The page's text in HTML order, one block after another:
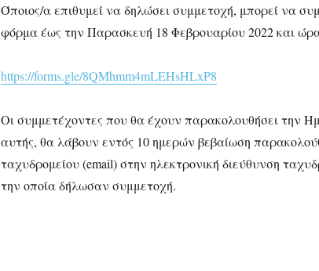
Όποιος/α επιθυμεί να δηλώσει συμμετοχή, μπορεί να
φόρμα έως την Παρασκευή 18 Φεβρουαρίου 2022 και
https://forms.gle/8QMhmm4mLEHsHLxP8
Οι συμμετέχοντες που θα έχουν παρακολουθήσει την
αυτής, θα λάβουν εντός 10 ημερών βεβαίωση
ταχυδρομείου (email) στην ηλεκτρονική διεύθυνση
την οποία δήλωσαν συμμετοχή.